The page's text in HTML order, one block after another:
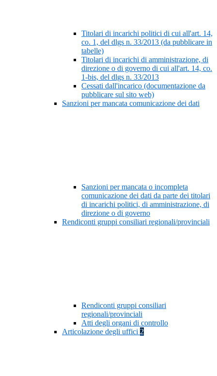
Titolari di incarichi politici di cui all'art. 14,
co. 1, del dlgs n. 33/2013 (da pubblicare in
tabelle)
Titolari di incarichi di amministrazione, di
direzione o di governo di cui all'art. 14, co.
1-bis, del dlgs n. 33/2013
Cessati dall'incarico (documentazione da
pubblicare sul sito web)
Sanzioni per mancata comunicazione dei dati
Sanzioni per mancata o incompleta
comunicazione dei dati da parte dei titolari
di incarichi politici, di amministrazione, di
direzione o di governo
Rendiconti gruppi consiliari regionali/provinciali
Rendiconti gruppi consiliari
regionali/provinciali
Atti degli organi di controllo
Articolazione degli uffici 2